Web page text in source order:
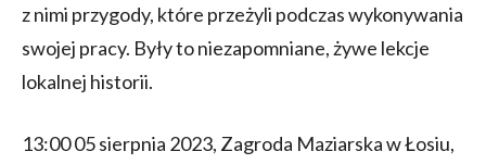
z nimi przygody, które przeżyli podczas wykonywania
swojej pracy. Były to niezapomniane, żywe lekcje
lokalnej historii.
13:00 05 sierpnia 2023, Zagroda Maziarska w Łosiu,